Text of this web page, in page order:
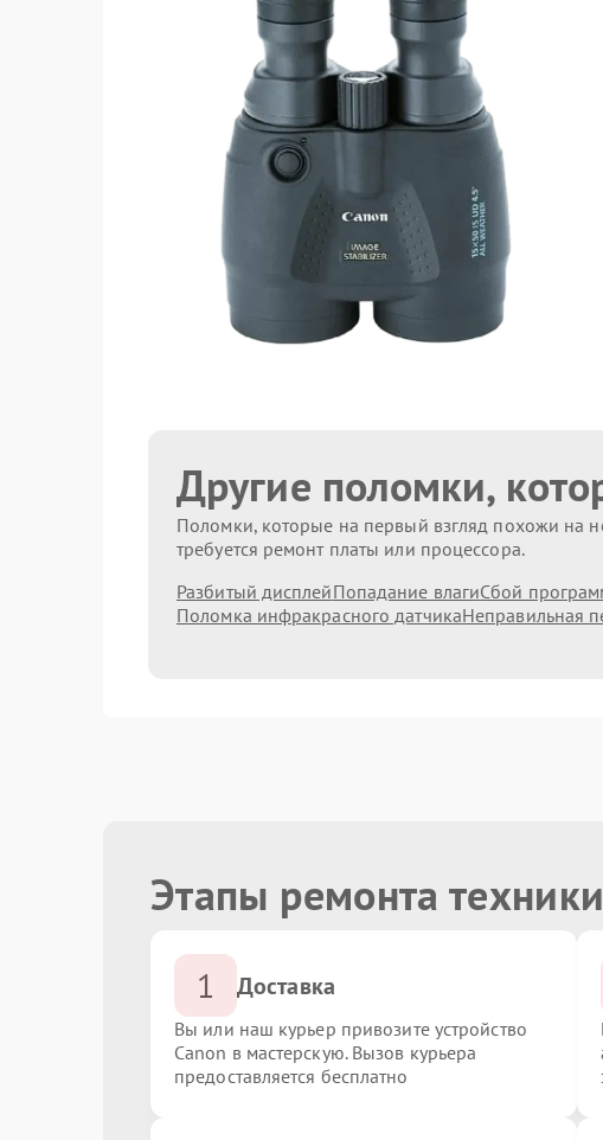
Другие поломки,
Поломки, которые на первый взгляд похожи на
требуется ремонт платы или процессора.
Разбитый дисплейПопадание влагиСбой
Поломка инфракрасного датчикаНеправильная
Этапы ремонта
1 Доставка
Вы или наш курьер привозите устройство
Canon в мастерскую. Вызов курьера
предоставляется бесплатно